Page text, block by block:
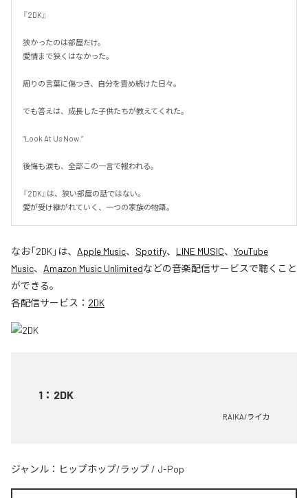
『2DK』
狭かったのは部屋だけ。
愛情まで狭くはなかった。
周りの言葉に傷つき、自分を責め続けた日々。
でも答えは、成長した子供たちが教えてくれた。
“Look At Us Now.”
後悔も涙も、全部この一言で報われる。
『2DK』は、狭い部屋の話ではない。
愛が受け継がれていく、一つの家族の物語。
なお「2DK」は、 Apple Music、 Spotify、 LINE MUSIC、 YouTube
Music、 Amazon Music Unlimitedなどの音楽配信サービスで聴くこと
ができる。
各配信サービス： 2DK
1 ： 2DK
RAIKA/ライカ
ジャンル： ヒップホップ/ラップ / J-Pop